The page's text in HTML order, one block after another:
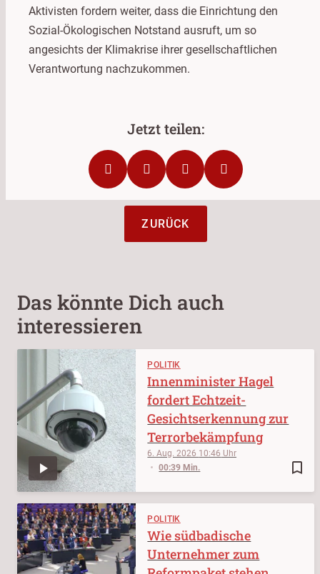
Aktivisten fordern weiter, dass die Einrichtung den
Sozial-Ökologischen Notstand ausruft, um so
angesichts der Klimakrise ihrer gesellschaftlichen
Verantwortung nachzukommen.
ZURÜCK
Das könnte Dich auch
interessieren
POLITIK
bookmark_border
6. Aug. 2026 10:46
00:39 Min.
Innenminister Hagel
fordert Echtzeit-
Gesichtserkennung zur
Terrorbekämpfung
POLITIK
Wie südbadische
Unternehmer zum